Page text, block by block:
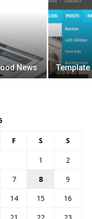
News
F S S
1
2
7 8
9
14 15
16
21 22
23